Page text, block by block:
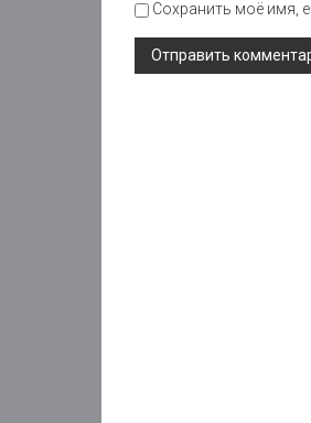
Сохранить моё имя,